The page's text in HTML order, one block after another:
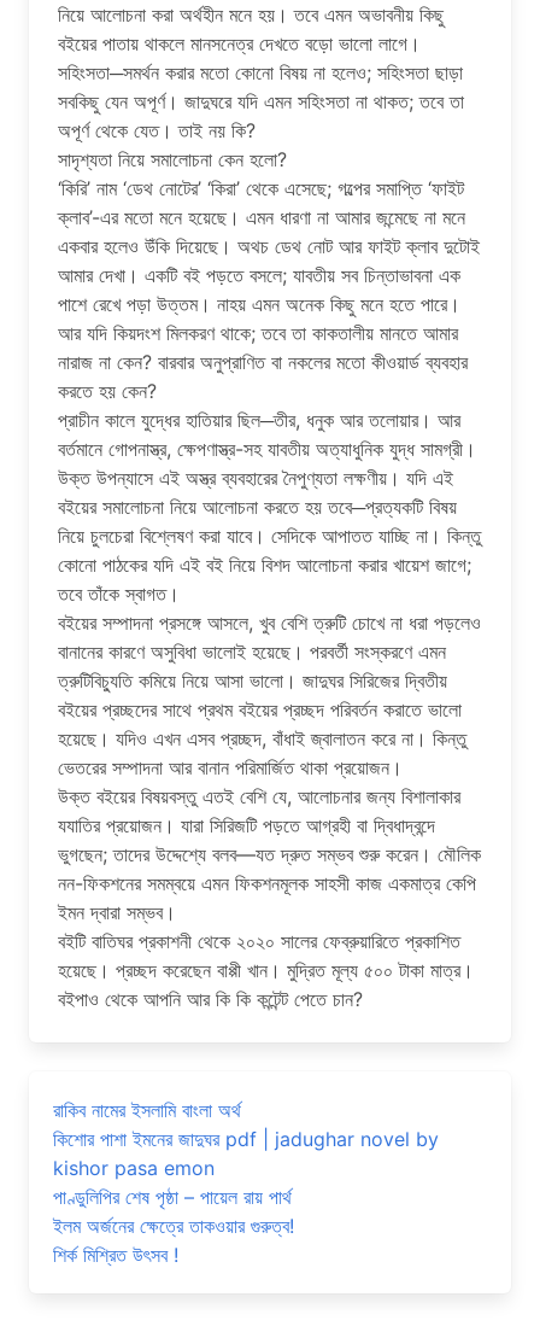
নিয়ে আলোচনা করা অর্থহীন মনে হয়। তবে এমন অভাবনীয় কিছু
বইয়ের পাতায় থাকলে মানসনেত্র দেখতে বড়ো ভালো লাগে।
সহিংসতা─সমর্থন করার মতো কোনো বিষয় না হলেও; সহিংসতা ছাড়া
সবকিছু যেন অপূর্ণ। জাদুঘরে যদি এমন সহিংসতা না থাকত; তবে তা
অপূর্ণ থেকে যেত। তাই নয় কি?
সাদৃশ্যতা নিয়ে সমালোচনা কেন হলো?
‘কিরি’ নাম ‘ডেথ নোটের’ ‘কিরা’ থেকে এসেছে; গল্পের সমাপ্তি ‘ফাইট
ক্লাব’-এর মতো মনে হয়েছে। এমন ধারণা না আমার জন্মেছে না মনে
একবার হলেও উঁকি দিয়েছে। অথচ ডেথ নোট আর ফাইট ক্লাব দুটোই
আমার দেখা। একটি বই পড়তে বসলে; যাবতীয় সব চিন্তাভাবনা এক
পাশে রেখে পড়া উত্তম। নাহয় এমন অনেক কিছু মনে হতে পারে।
আর যদি কিয়দংশ মিলকরণ থাকে; তবে তা কাকতালীয় মানতে আমার
নারাজ না কেন? বারবার অনুপ্রাণিত বা নকলের মতো কীওয়ার্ড ব্যবহার
করতে হয় কেন?
প্রাচীন কালে যুদ্ধের হাতিয়ার ছিল─তীর, ধনুক আর তলোয়ার। আর
বর্তমানে গোপনাস্ত্র, ক্ষেপণাস্ত্র-সহ যাবতীয় অত্যাধুনিক যুদ্ধ সামগ্রী।
উক্ত উপন্যাসে এই অস্ত্র ব্যবহারের নৈপুণ্যতা লক্ষণীয়। যদি এই
বইয়ের সমালোচনা নিয়ে আলোচনা করতে হয় তবে─প্রত্যকটি বিষয়
নিয়ে চুলচেরা বিশ্লেষণ করা যাবে। সেদিকে আপাতত যাচ্ছি না। কিন্তু
কোনো পাঠকের যদি এই বই নিয়ে বিশদ আলোচনা করার খায়েশ জাগে;
তবে তাঁকে স্বাগত।
বইয়ের সম্পাদনা প্রসঙ্গে আসলে, খুব বেশি ত্রুটি চোখে না ধরা পড়লেও
বানানের কারণে অসুবিধা ভালোই হয়েছে। পরবর্তী সংস্করণে এমন
ত্রুটিবিচ্যুতি কমিয়ে নিয়ে আসা ভালো। জাদুঘর সিরিজের দ্বিতীয়
বইয়ের প্রচ্ছদের সাথে প্রথম বইয়ের প্রচ্ছদ পরিবর্তন করাতে ভালো
হয়েছে। যদিও এখন এসব প্রচ্ছদ, বাঁধাই জ্বালাতন করে না। কিন্তু
ভেতরের সম্পাদনা আর বানান পরিমার্জিত থাকা প্রয়োজন।
উক্ত বইয়ের বিষয়বস্তু এতই বেশি যে, আলোচনার জন্য বিশালাকার
যযাতির প্রয়োজন। যারা সিরিজটি পড়তে আগ্রহী বা দ্বিধাদ্বন্দে
ভুগছেন; তাদের উদ্দেশ্যে বলব—যত দ্রুত সম্ভব শুরু করেন। মৌলিক
নন-ফিকশনের সমম্বয়ে এমন ফিকশনমূলক সাহসী কাজ একমাত্র কেপি
ইমন দ্বারা সম্ভব।
বইটি বাতিঘর প্রকাশনী থেকে ২০২০ সালের ফেব্রুয়ারিতে প্রকাশিত
হয়েছে। প্রচ্ছদ করেছেন বাপ্পী খান। মুদ্রিত মূল্য ৫০০ টাকা মাত্র।
বইপাও থেকে আপনি আর কি কি কন্টেন্ট পেতে চান?
রাকিব নামের ইসলামি বাংলা অর্থ
কিশোর পাশা ইমনের জাদুঘর pdf | jadughar novel by
kishor pasa emon
পাণ্ডুলিপির শেষ পৃষ্ঠা – পায়েল রায় পার্থ
ইলম অর্জনের ক্ষেত্রে তাকওয়ার গুরুত্ব!
শির্ক মিশ্রিত উৎসব !